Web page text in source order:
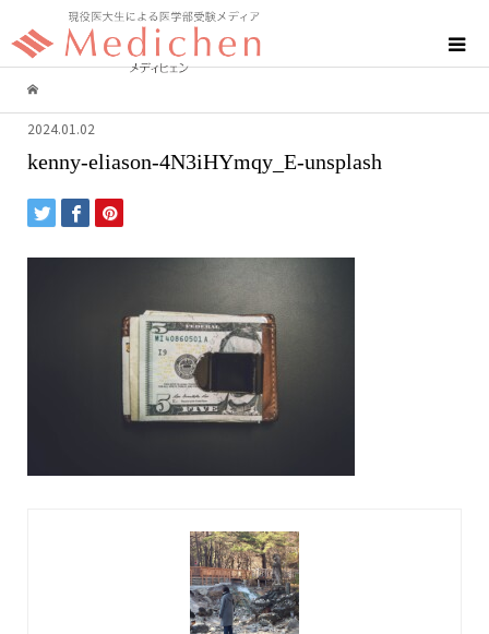
2024.01.02
kenny-eliason-4N3iHYmqy_E-unsplash